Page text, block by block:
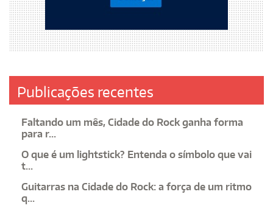
Publicações recentes
Faltando um mês, Cidade do Rock ganha forma
para r...
O que é um lightstick? Entenda o símbolo que vai
t...
Guitarras na Cidade do Rock: a força de um ritmo
q...